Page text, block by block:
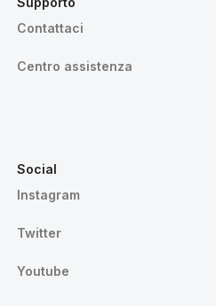
Contattaci
Centro assistenza
Social
Instagram
Twitter
Youtube